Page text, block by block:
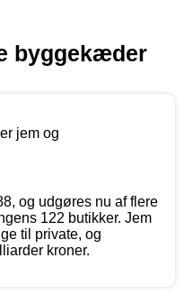
byggekæder
og udgøres nu af flere
122 butikker. Jem
til private, og
kroner.